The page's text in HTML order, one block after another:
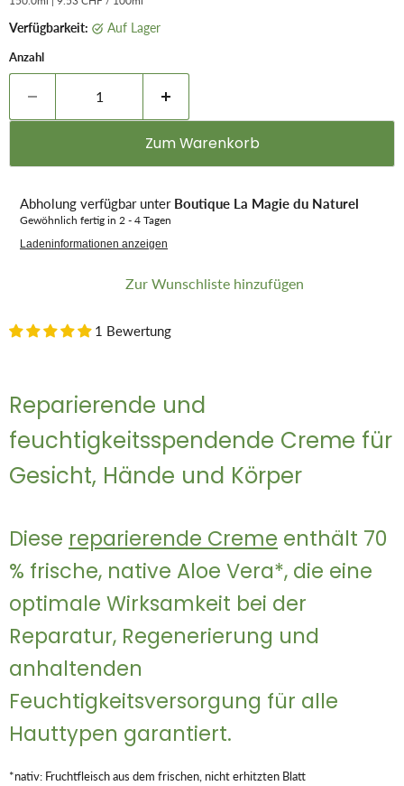
Verfügbarkeit: auf Lager
Anzahl
Zum Warenkorb
Abholung verfügbar unter Boutique La Magie du Naturel
Gewöhnlich fertig in 2 - 4 Tagen
Ladeninformationen anzeigen
Zur Wunschliste hinzufügen
1 Bewertung
Reparierende und
feuchtigkeitsspendende Creme für
Gesicht, Hände und Körper
Diese reparierende Creme enthält 70
% frische, native Aloe Vera*, die eine
optimale Wirksamkeit bei der
Reparatur, Regenerierung und
anhaltenden
Feuchtigkeitsversorgung für alle
Hauttypen garantiert.
*nativ: Fruchtfleisch aus dem frischen, nicht erhitzten Blatt